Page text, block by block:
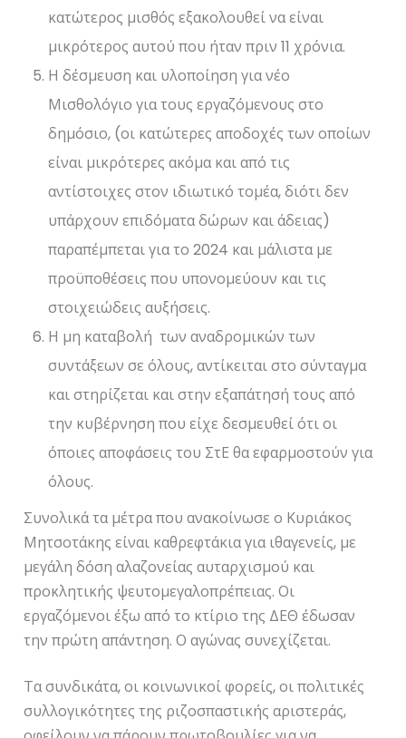
κατώτερος μισθός εξακολουθεί να είναι
μικρότερος αυτού που ήταν πριν 11 χρόνια.
Η δέσμευση και υλοποίηση για νέο
Μισθολόγιο για τους εργαζόμενους στο
δημόσιο, (οι κατώτερες αποδοχές των οποίων
είναι μικρότερες ακόμα και από τις
αντίστοιχες στον ιδιωτικό τομέα, διότι δεν
υπάρχουν επιδόματα δώρων και άδειας)
παραπέμπεται για το 2024 και μάλιστα με
προϋποθέσεις που υπονομεύουν και τις
στοιχειώδεις αυξήσεις.
Η μη καταβολή των αναδρομικών των
συντάξεων σε όλους, αντίκειται στο σύνταγμα
και στηρίζεται και στην εξαπάτησή τους από
την κυβέρνηση που είχε δεσμευθεί ότι οι
όποιες αποφάσεις του ΣτΕ θα εφαρμοστούν για
όλους.
Συνολικά τα μέτρα που ανακοίνωσε ο Κυριάκος
Μητσοτάκης είναι καθρεφτάκια για ιθαγενείς, με
μεγάλη δόση αλαζονείας αυταρχισμού και
προκλητικής ψευτομεγαλοπρέπειας. Οι
εργαζόμενοι έξω από το κτίριο της ΔΕΘ έδωσαν
την πρώτη απάντηση. Ο αγώνας συνεχίζεται.
Τα συνδικάτα, οι κοινωνικοί φορείς, οι πολιτικές
συλλογικότητες της ριζοσπαστικής αριστεράς,